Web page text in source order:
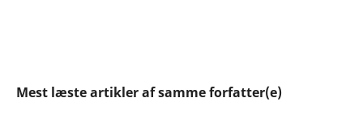
Mest læste artikler af samme forfatter(e)